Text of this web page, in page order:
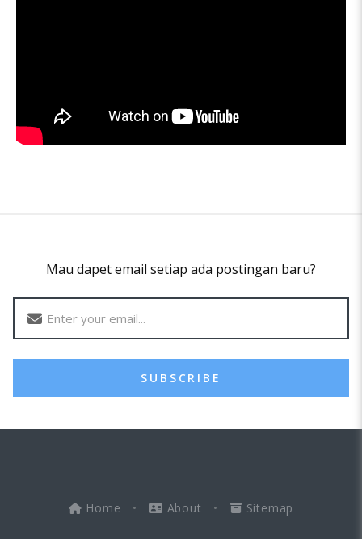
Mau dapet email setiap ada postingan baru?
SUBSCRIBE
Home • About • Sitemap